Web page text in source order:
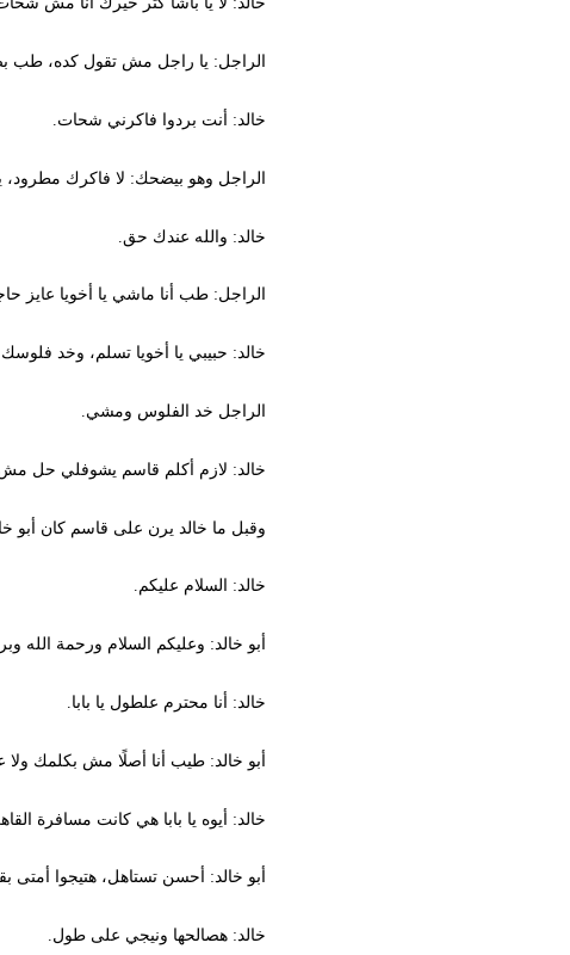
الراجل: يا راجل مش تقول كده، طب بص
خالد: أنت بردوا فاكرني شحات.
الراجل وهو بيضحك: لا فاكرك مطرود، يا
خالد: والله عندك حق.
الراجل: طب أنا ماشي يا أخويا عايز حاجة؟
خالد: حبيبي يا أخويا تسلم، وخد فلوسك
الراجل خد الفلوس ومشي.
خالد: لازم أكلم قاسم يشوفلي حل مش
وقبل ما خالد يرن على قاسم كان أبو خالد
خالد: السلام عليكم.
أبو خالد: وعليكم السلام ورحمة الله
خالد: أنا محترم علطول يا بابا.
أبو خالد: طيب أنا أصلًا مش بكلمك ولا
خالد: أيوه يا بابا هي كانت مسافرة القاهرة
أبو خالد: أحسن تستاهل، هتيجوا أمتى بقى؟
خالد: هصالحها ونيجي على طول.